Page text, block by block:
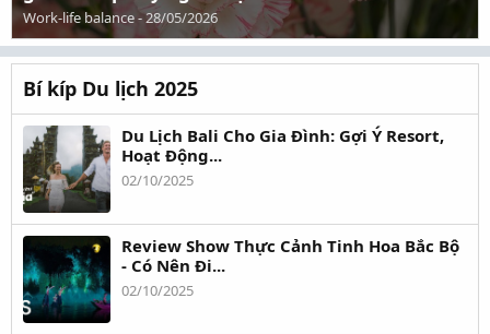
Work-life balance-28/05/2026
Bí kíp Du lịch 2025
Du Lịch Bali Cho Gia Đình: Gợi Ý Resort,
Hoạt Động...
02/10/2025
Review Show Thực Cảnh Tinh Hoa Bắc Bộ
- Có Nên Đi...
02/10/2025